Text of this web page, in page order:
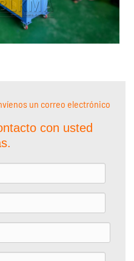
un correo electrónico
con usted